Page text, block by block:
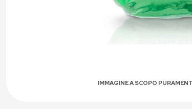
IMMAGINE A SCOPO